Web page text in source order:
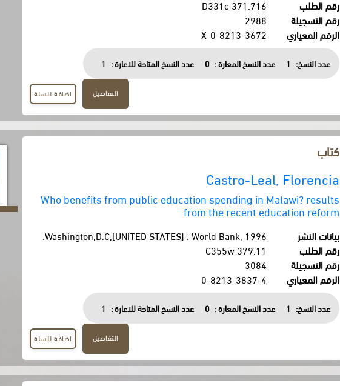
رقم الطلب
371.716 D331c
رقم التسجيلة
2988
الرقم المعياري
0-8213-3672-X
عدد النسخ: 1 عدد النسخ المعارة : 0 عدد النسخ المتاحة للاعارة : 1
التفاصيل اضافة للسلة
كتاب
Castro-Leal, Florencia
Who benefits from public education spending in Malawi? results
from the recent education reform
بيانات النشر
Washington,D.C,[UNITED STATES] : World Bank, 1996.
رقم الطلب
379.11 C355w
رقم التسجيلة
3084
الرقم المعياري
0-8213-3837-4
عدد النسخ: 1 عدد النسخ المعارة : 0 عدد النسخ المتاحة للاعارة : 1
التفاصيل اضافة للسلة